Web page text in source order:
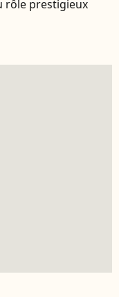
rôle prestigieux